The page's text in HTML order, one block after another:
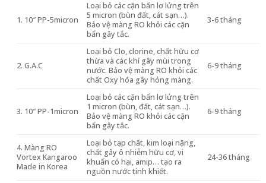
1. 10″ PP-5micron
Loại bỏ các cặn bẩn lơ lửng trên
5 micron (bùn đất, cát sạn…).
Bảo vệ màng RO khỏi các cặn
bẩn gây tắc.
3-6 tháng
2. G.A.C
Loại bỏ Clo, clorine, chất hữu cơ
thừa và các khí gây mùi trong
nước. Bảo vệ màng RO khỏi các
chất Oxy hóa gây hỏng màng.
6-9 tháng
3. 10″ PP-1micron
Loại bỏ các cặn bẩn lơ lửng trên
1 micron (bùn, đất, cát sạn…).
Bảo vệ màng RO khỏi các cặn
bẩn gây tắc.
6-9 tháng
4. Màng RO
Vortex Kangaroo
Made in Korea
Loại bỏ tạp chất, kim loại nặng,
chất gây ô nhiễm hữu cơ, vi
khuẩn có hại, amip… tạo ra
nguồn nước tinh khiết.
24-36 tháng